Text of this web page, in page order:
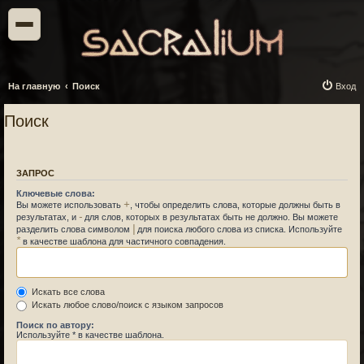
На главную Поиск Вход
Поиск
ЗАПРОС
Ключевые слова:
Вы можете использовать + , чтобы определить слова, которые должны быть в
результатах, и - для слов, которых в результатах быть не должно. Вы можете
разделить слова символом | для поиска любого слова из списка. Используйте
*в качестве шаблона для частичного совпадения.
Искать все слова
Искать любое слово/поиск с языком запросов
Поиск по автору:
Используйте * в качестве шаблона.